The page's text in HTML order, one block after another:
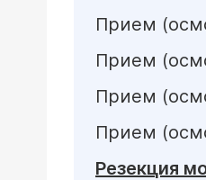
Прием
Прием
Прием
Прием
Резекция